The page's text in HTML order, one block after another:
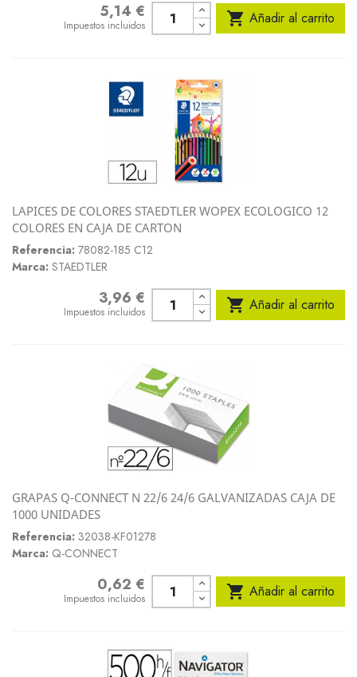
5,14 €
Impuestos incluidos  Añadir al carrito
LAPICES DE COLORES STAEDTLER WOPEX ECOLOGICO 12
COLORES EN CAJA DE CARTON
Referencia: 78082-185 C12
Marca: STAEDTLER
3,96 €
Impuestos incluidos  Añadir al carrito
GRAPAS Q-CONNECT N 22/6 24/6 GALVANIZADAS CAJA DE
1000 UNIDADES
Referencia: 32038-KF01278
Marca: Q-CONNECT
0,62 €
Impuestos incluidos  Añadir al carrito